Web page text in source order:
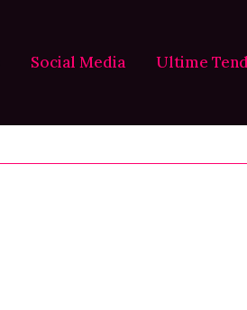
Social Media Ultime